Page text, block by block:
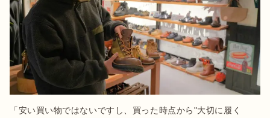
「安い買い物ではないですし、買った時点から"大切に履く